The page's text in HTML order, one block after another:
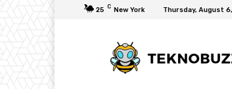
25 C New York Thursday, August